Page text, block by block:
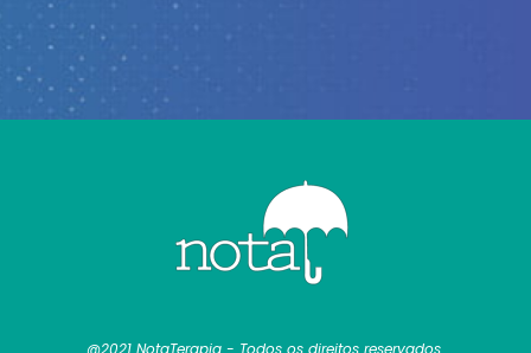
@2021 NotaTerapia - Todos os direitos reservados.